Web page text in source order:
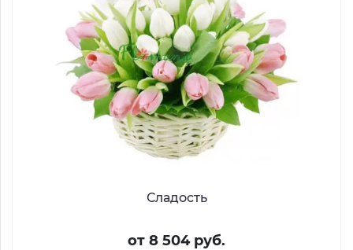
Сладость
от 8 504 руб.